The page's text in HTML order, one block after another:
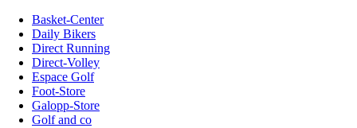
Basket-Center
Daily Bikers
Direct Running
Direct-Volley
Espace Golf
Foot-Store
Galopp-Store
Golf and co